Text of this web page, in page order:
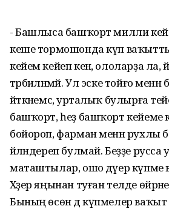
- Башлыса башҡорт милли кейеме
кеше тормошонда күп
кейем кейеп кенә, ололарҙа ла,
тәрбиәләнмәй. Ул эске тойғо менән
әйткәнемсә, урталыҡ булырға
башҡорт, һеҙ башҡорт кейеме
бойороп, фарман менән рухлы
әйләндереп булмай. Беҙҙе
маташтылар, ошо дәүер
Хәҙер яңынан туған телде
Бының өсөн дә күпмелер ваҡыт